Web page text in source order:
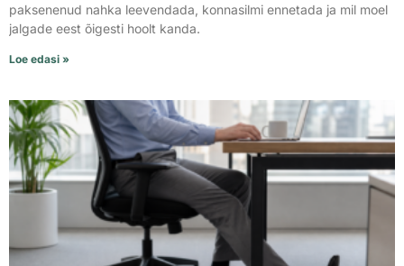
paksenenud nahka leevendada, konnasilmi ennetada ja mil moel
jalgade eest õigesti hoolt kanda.
Loe edasi »